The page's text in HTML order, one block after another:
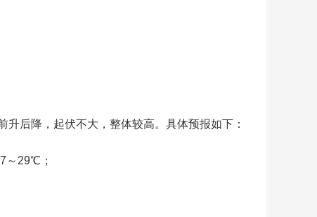
后降，起伏不大，整体较高。具体预报如下：
～29℃；